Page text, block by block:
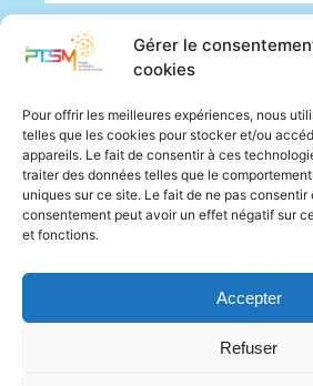
Gérer le
cookies
Pour offrir les meilleures expériences, nous
telles que les cookies pour stocker et/ou
appareils. Le fait de consentir à ces
traiter des données telles que le
uniques sur ce site. Le fait de ne pas consentir
consentement peut avoir un effet négatif sur
et fonctions.
Accepter
Refuser